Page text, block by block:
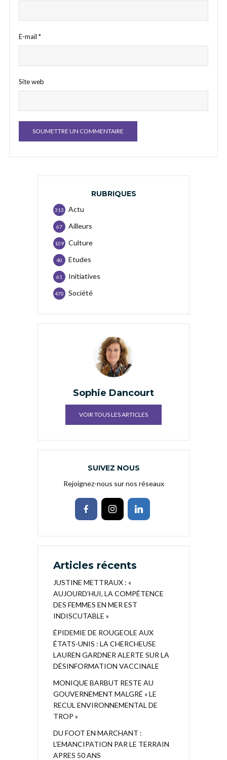
E-mail *
Site web
RUBRIQUES
Actu
313
Ailleurs
67
Culture
109
Etudes
40
Initiatives
61
Société
470
Sophie Dancourt
VOIR TOUS LES ARTICLES
SUIVEZ NOUS
Rejoignez-nous sur nos réseaux
Articles récents
JUSTINE METTRAUX : «
AUJOURD’HUI, LA COMPÉTENCE
DES FEMMES EN MER EST
INDISCUTABLE »
ÉPIDEMIE DE ROUGEOLE AUX
ÉTATS-UNIS : LA CHERCHEUSE
LAUREN GARDNER ALERTE SUR LA
DÉSINFORMATION VACCINALE
MONIQUE BARBUT RESTE AU
GOUVERNEMENT MALGRÉ « LE
RECUL ENVIRONNEMENTAL DE
TROP »
DU FOOT EN MARCHANT :
L’EMANCIPATION PAR LE TERRAIN
APRES 50 ANS